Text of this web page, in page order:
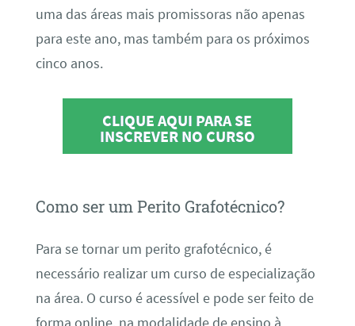
uma das áreas mais promissoras não apenas
para este ano, mas também para os próximos
cinco anos.
CLIQUE AQUI PARA SE
INSCREVER NO CURSO
Como ser um Perito Grafotécnico?
Para se tornar um perito grafotécnico, é
necessário realizar um curso de especialização
na área. O curso é acessível e pode ser feito de